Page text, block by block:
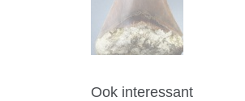
Ook interessant